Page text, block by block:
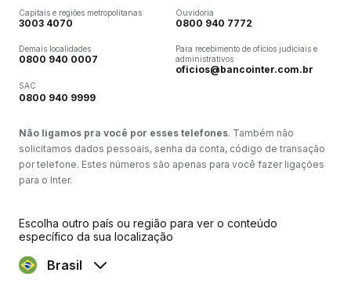
Capitais e regiões metropolitanas
3003 4070
Demais localidades
0800 940 0007
SAC
0800 940 9999
Ouvidoria
0800 940 7772
Para recebimento de ofícios judiciais e
administrativos
oficios@bancointer.com.br
Não ligamos pra você por esses telefones. Também não
solicitamos dados pessoais, senha da conta, código de transação
por telefone. Estes números são apenas para você fazer ligações
para o Inter.
Escolha outro país ou região para ver o conteúdo
específico da sua localização
Brasil